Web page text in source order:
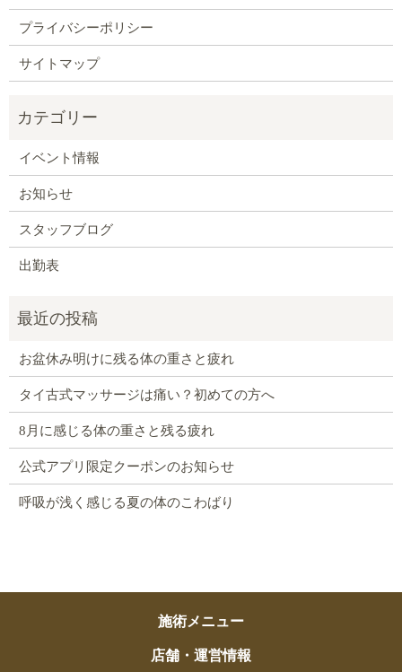
プライバシーポリシー
サイトマップ
イベント情報
お知らせ
スタッフブログ
出勤表
お盆休み明けに残る体の重さと疲れ
タイ古式マッサージは痛い？初めての方へ
8月に感じる体の重さと残る疲れ
公式アプリ限定クーポンのお知らせ
呼吸が浅く感じる夏の体のこわばり
施術メニュー
店舗・運営情報